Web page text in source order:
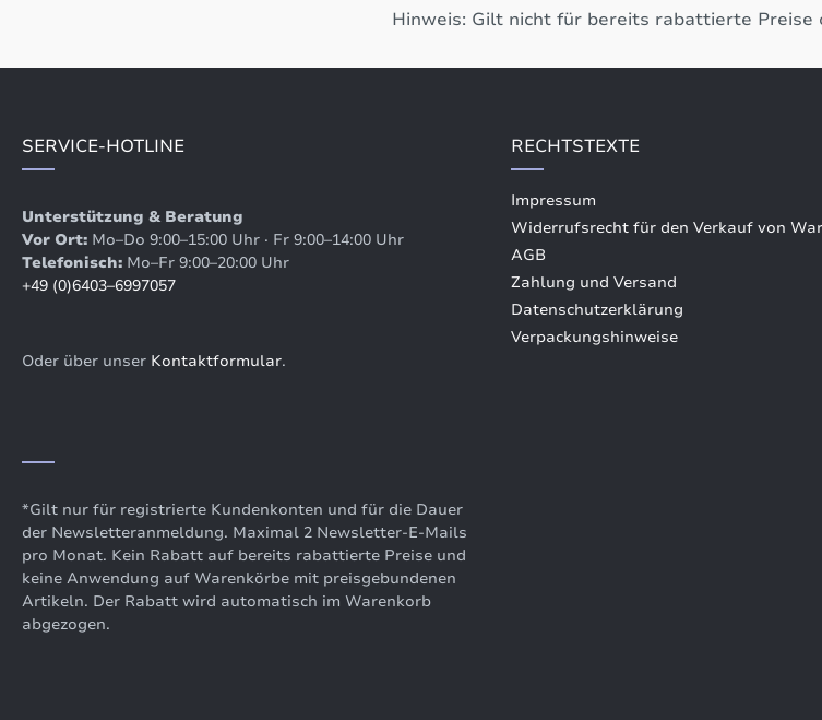
Hinweis: Gilt nicht für bereits rabattierte Preise
SERVICE-HOTLINE
Unterstützung & Beratung
Vor Ort: Mo–Do 9:00–15:00 Uhr · Fr 9:00–14:00 Uhr
Telefonisch: Mo–Fr 9:00–20:00 Uhr
+49 (0)6403–6997057
Oder über unser Kontaktformular.
RECHTSTEXTE
Impressum
Widerrufsrecht für den Verkauf von
AGB
Zahlung und Versand
Datenschutzerklärung
Verpackungshinweise
*Gilt nur für registrierte Kundenkonten und für die Dauer
der Newsletteranmeldung. Maximal 2 Newsletter-E-Mails
pro Monat. Kein Rabatt auf bereits rabattierte Preise und
keine Anwendung auf Warenkörbe mit preisgebundenen
Artikeln. Der Rabatt wird automatisch im Warenkorb
abgezogen.